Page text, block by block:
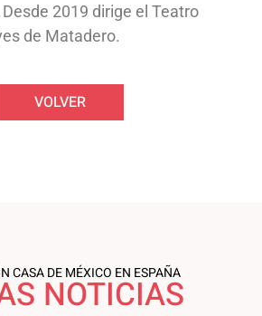
2019 dirige el Teatro
de Matadero.
VOLVER
CASA DE MÉXICO EN ESPAÑA
NOTICIAS